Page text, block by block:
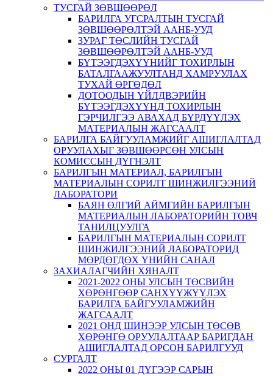
ТУСГАЙ ЗӨВШӨӨРӨЛ
БАРИЛГА УГСРАЛТЫН ТУСГАЙ
ЗӨВШӨӨРӨЛТЭЙ ААНБ-УУД
ЗУРАГ ТӨСЛИЙН ТУСГАЙ
ЗӨВШӨӨРӨЛТЭЙ ААНБ-УУД
БҮТЭЭГДЭХҮҮНИЙГ ТОХИРЛЫН
БАТАЛГААЖУУЛТАНД ХАМРУУЛАХ
ТУХАЙ ӨРГӨДӨЛ
ДОТООДЫН ҮЙЛДВЭРИЙН
БҮТЭЭГДЭХҮҮНД ТОХИРЛЫН
ГЭРЧИЛГЭЭ АВАХАД БҮРДҮҮЛЭХ
МАТЕРИАЛЫН ЖАГСААЛТ
БАРИЛГА БАЙГУУЛАМЖИЙГ АШИГЛАЛТАД
ОРУУЛАХЫГ ЗӨВШӨӨРСӨН УЛСЫН
КОМИССЫН ДҮГНЭЛТ
БАРИЛГЫН МАТЕРИАЛ, БАРИЛГЫН
МАТЕРИАЛЫН СОРИЛТ ШИНЖИЛГЭЭНИЙ
ЛАБОРАТОРИ
БАЯН ӨЛГИЙ АЙМГИЙН БАРИЛГЫН
МАТЕРИАЛЫН ЛАБОРАТОРИЙН ТОВЧ
ТАНИЛЦУУЛГА
БАРИЛГЫН МАТЕРИАЛЫН СОРИЛТ
ШИНЖИЛГЭЭНИЙ ЛАБОРАТОРИД
МӨРДӨГДӨХ ҮНИЙН САНАЛ
ЗАХИАЛАГЧИЙН ХЯНАЛТ
2021-2022 ОНЫ УЛСЫН ТӨСВИЙН
ХӨРӨНГӨӨР САНХҮҮЖҮҮЛЭХ
БАРИЛГА БАЙГУУЛАМЖИЙН
ЖАГСААЛТ
2021 ОНД ШИНЭЭР УЛСЫН ТӨСӨВ
ХӨРӨНГӨ ОРУУЛАЛТААР БАРИГДАН
АШИГЛАЛТАД ОРСОН БАРИЛГУУД
СУРГАЛТ
2022 ОНЫ 01 ДҮГЭЭР САРЫН